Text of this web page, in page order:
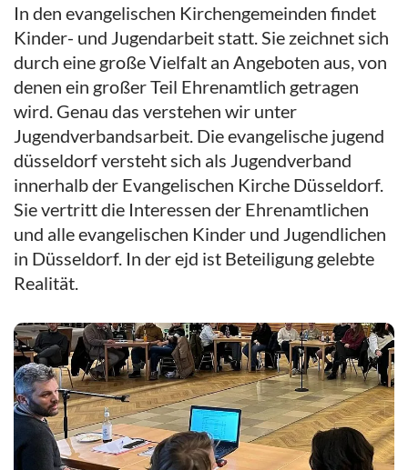
In den evangelischen Kirchengemeinden findet
Kinder- und Jugendarbeit statt. Sie zeichnet sich
durch eine große Vielfalt an Angeboten aus, von
denen ein großer Teil Ehrenamtlich getragen
wird. Genau das verstehen wir unter
Jugendverbandsarbeit. Die evangelische jugend
düsseldorf versteht sich als Jugendverband
innerhalb der Evangelischen Kirche Düsseldorf.
Sie vertritt die Interessen der Ehrenamtlichen
und alle evangelischen Kinder und Jugendlichen
in Düsseldorf. In der ejd ist Beteiligung gelebte
Realität.